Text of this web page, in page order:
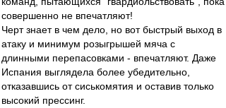
совершенно не впечатляют!
Черт знает в чем дело, но вот быстрый выход в
атаку и минимум розыгрышей мяча с
длинными перепасовками - впечатляют. Даже
Испания выглядела более убедительно,
отказавшись от сиськомятия и оставив только
высокий прессинг.